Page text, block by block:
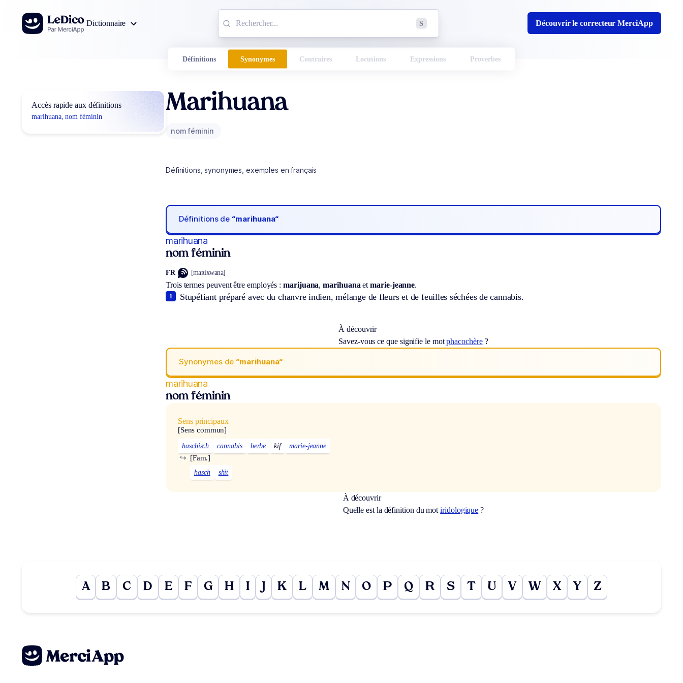
Aller au contenu
Dictionnaire
S Découvrir le correcteur MerciApp
Définitions Synonymes Contraires Locutions Expressions Proverbes
Accès rapide aux définitions
marihuana, nom féminin
Marihuana
nom féminin
Définitions, synonymes, exemples en français
Définitions de “marihuana“
marihuana
nom féminin
FR [maʀixwana]
Trois termes peuvent être employés :marijuana,marihuana etmarie-jeanne.
Stupéfiant préparé avec du chanvre indien, mélange de fleurs et de feuilles séchées de cannabis.
1
À découvrir
Savez-vous ce que signifie le motphacochère?
Synonymes de “marihuana“
marihuana
nom féminin
Sens principaux
[Sens commun]
haschisch cannabis herbe kif marie-jeanne
[Fam.]
↪
hasch shit
À découvrir
Quelle est la définition du motiridologique ?
A B C D E F G H I J K L M N O P Q R S T U V W X Y Z